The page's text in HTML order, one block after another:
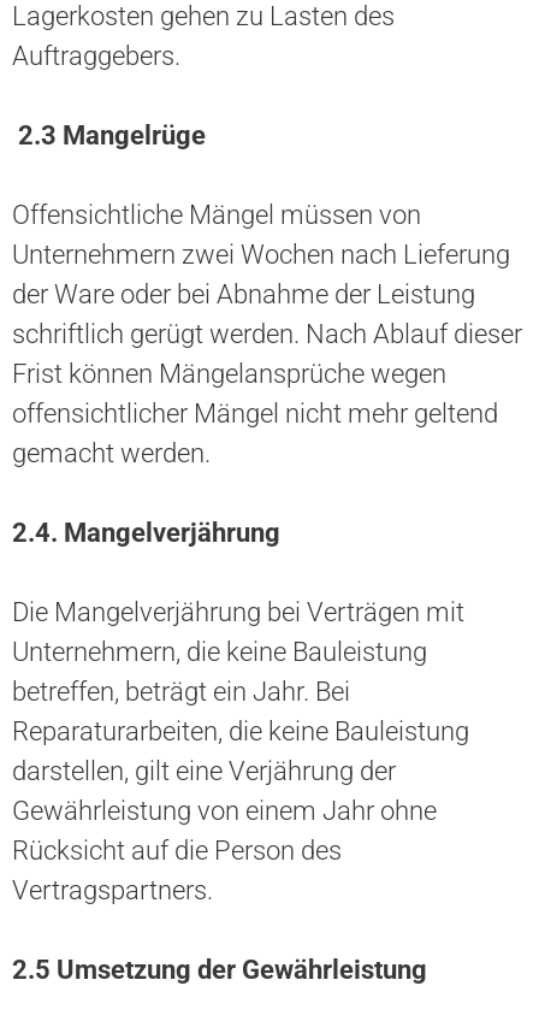
Lagerkosten gehen zu Lasten des
Auftraggebers.
2.3 Mangelrüge
Offensichtliche Mängel müssen von
Unternehmern zwei Wochen nach Lieferung
der Ware oder bei Abnahme der Leistung
schriftlich gerügt werden. Nach Ablauf dieser
Frist können Mängelansprüche wegen
offensichtlicher Mängel nicht mehr geltend
gemacht werden.
2.4. Mangelverjährung
Die Mangelverjährung bei Verträgen mit
Unternehmern, die keine Bauleistung
betreffen, beträgt ein Jahr. Bei
Reparaturarbeiten, die keine Bauleistung
darstellen, gilt eine Verjährung der
Gewährleistung von einem Jahr ohne
Rücksicht auf die Person des
Vertragspartners.
2.5 Umsetzung der Gewährleistung